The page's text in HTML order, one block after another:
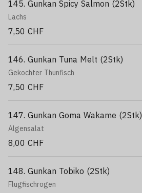
145. Gunkan Spicy Salmon (2Stk)
Lachs
7,50 CHF
146. Gunkan Tuna Melt (2Stk)
Gekochter Thunfisch
7,50 CHF
147. Gunkan Goma Wakame (2Stk)
Algensalat
8,00 CHF
148. Gunkan Tobiko (2Stk)
Flugfischrogen